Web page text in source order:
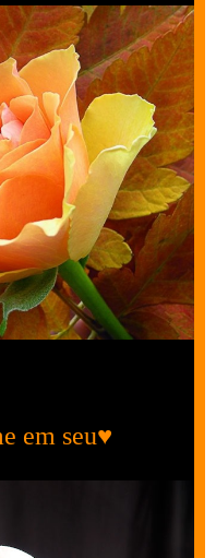
em seu♥